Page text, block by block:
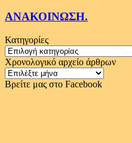
ΑΝΑΚΟΙΝΩΣΗ.
Κατηγορίες
Κατηγορίες
Χρονολογικό αρχείο άρθρων
Χρονολογικό
αρχείο
Βρείτε μας στο Facebook